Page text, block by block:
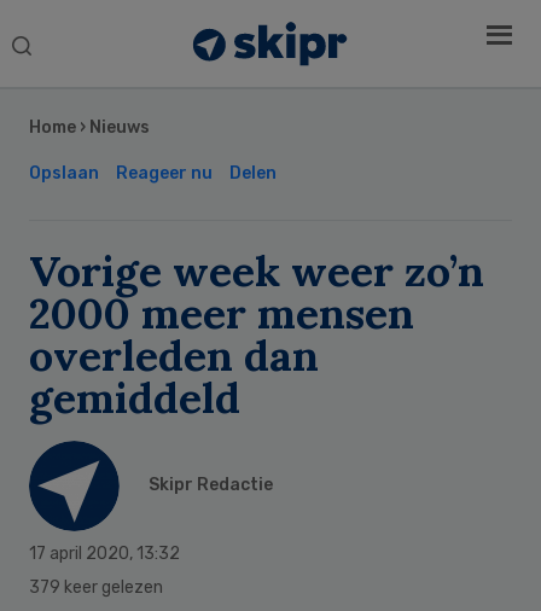
Search
Home › Nieuws
Opslaan Reageer nu Delen
Vorige week weer zo’n
2000 meer mensen
overleden dan
gemiddeld
Skipr Redactie
17 april 2020, 13:32
379 keer gelezen
Sidebar